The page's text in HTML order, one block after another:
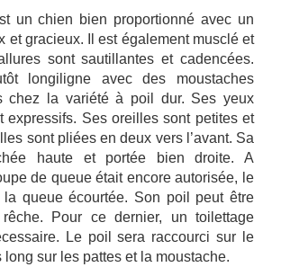
un chien bien proportionné avec un
et gracieux. Il est également musclé et
sont sautillantes et cadencées.
longiligne avec des moustaches
chez la variété à poil dur. Ses yeux
expressifs. Ses oreilles sont petites et
sont pliées en deux vers l’avant. Sa
haute et portée bien droite. A
de queue était encore autorisée, le
la queue écourtée. Son poil peut être
Pour ce dernier, un toilettage
Le poil sera raccourci sur le
sur les pattes et la moustache.